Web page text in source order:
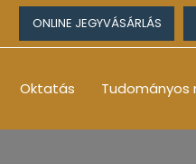
ONLINE JEGYVÁSÁRLÁS
Oktatás Tudományos